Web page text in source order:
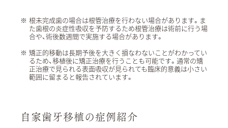
根未完成歯の場合は根管治療を行わない場合があります。ま
た歯根の炎症性吸収を予防するため根管治療は術前に行う場
合や、術後数週間で実施する場合があります。
矯正的移動は長期予後を大きく損なわないことがわかってい
るため、移植後に矯正治療を行うことも可能です。通常の矯
正治療で見られる表面吸収が見られても臨床的意義は小さい
範囲に留まると報告されています。
自家歯牙移植の症例紹介